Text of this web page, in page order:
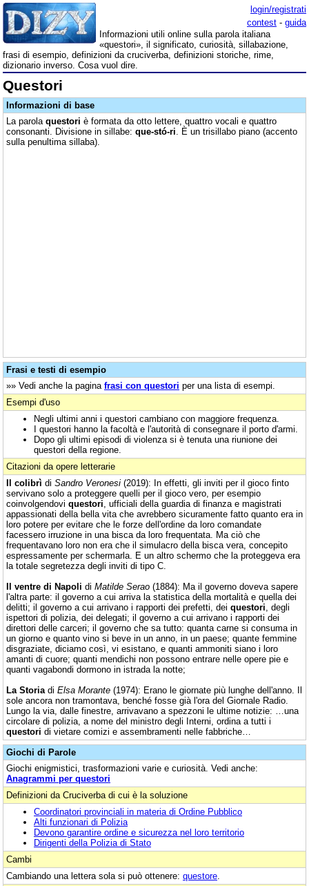
login/registrati
contest - guida
Informazioni utili online sulla parola italiana
«questori», il significato, curiosità, sillabazione,
frasi di esempio, definizioni da cruciverba, definizioni storiche, rime,
dizionario inverso. Cosa vuol dire.
Questori
Informazioni di base
La parola questori è formata da otto lettere, quattro vocali e quattro
consonanti. Divisione in sillabe: que-stó-ri . È un trisillabo piano (accento
sulla penultima sillaba).
Frasi e testi di esempio
»» Vedi anche la pagina frasi con questori per una lista di esempi.
Esempi d'uso
Negli ultimi anni i questori cambiano con maggiore frequenza.
I questori hanno la facoltà e l'autorità di consegnare il porto d'armi.
Dopo gli ultimi episodi di violenza si è tenuta una riunione dei
questori della regione.
Citazioni da opere letterarie
Il colibrì di Sandro Veronesi (2019): In effetti, gli inviti per il gioco finto
servivano solo a proteggere quelli per il gioco vero, per esempio
coinvolgendovi questori , ufficiali della guardia di finanza e magistrati
appassionati della bella vita che avrebbero sicuramente fatto quanto era in
loro potere per evitare che le forze dell'ordine da loro comandate
facessero irruzione in una bisca da loro frequentata. Ma ciò che
frequentavano loro non era che il simulacro della bisca vera, concepito
espressamente per schermarla. E un altro schermo che la proteggeva era
la totale segretezza degli inviti di tipo C.
Il ventre di Napoli di Matilde Serao (1884): Ma il governo doveva sapere
l'altra parte: il governo a cui arriva la statistica della mortalità e quella dei
delitti; il governo a cui arrivano i rapporti dei prefetti, dei questori , degli
ispettori di polizia, dei delegati; il governo a cui arrivano i rapporti dei
direttori delle carceri; il governo che sa tutto: quanta carne si consuma in
un giorno e quanto vino si beve in un anno, in un paese; quante femmine
disgraziate, diciamo così, vi esistano, e quanti ammoniti siano i loro
amanti di cuore; quanti mendichi non possono entrare nelle opere pie e
quanti vagabondi dormono in istrada la notte;
La Storia di Elsa Morante (1974): Erano le giornate più lunghe dell'anno. Il
sole ancora non tramontava, benché fosse già l'ora del Giornale Radio.
Lungo la via, dalle finestre, arrivavano a spezzoni le ultime notizie: …una
circolare di polizia, a nome del ministro degli Interni, ordina a tutti i
questori di vietare comizi e assembramenti nelle fabbriche…
Giochi di Parole
Giochi enigmistici, trasformazioni varie e curiosità. Vedi anche:
Anagrammi per questori
Definizioni da Cruciverba di cui è la soluzione
Coordinatori provinciali in materia di Ordine Pubblico
Alti funzionari di Polizia
Devono garantire ordine e sicurezza nel loro territorio
Dirigenti della Polizia di Stato
Cambi
Cambiando una lettera sola si può ottenere: questore